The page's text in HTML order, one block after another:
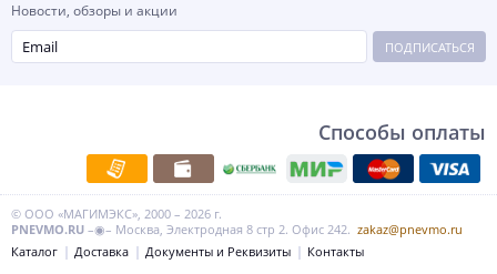
Новости, обзоры и акции
ПОДПИСАТЬСЯ
Способы оплаты
© ООО «МАГИМЭКС», 2000 – 2026 г.
PNEVMO.RU –◉– Москва, Электродная 8 стр 2. Офис 242. zakaz@pnevmo.ru
Каталог
Доставка Документы и Реквизиты Контакты